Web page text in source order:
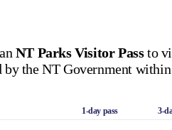
NT Parks Visitor Passto
by the NT Government
1-day pass 3-